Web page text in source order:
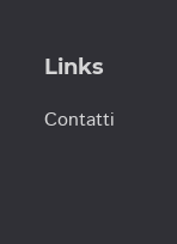
Links
Contatti